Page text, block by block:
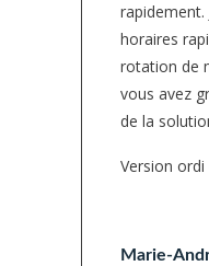
rapidement.
horaires
rotation de
vous avez
de la
Version
Marie-